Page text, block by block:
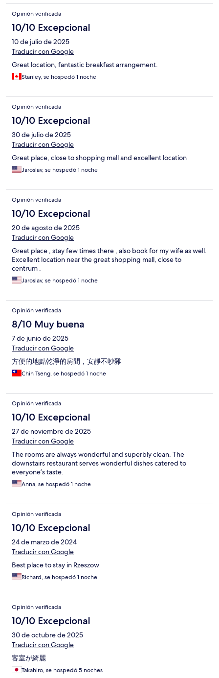
Opinión verificada
10/10 Excepcional
10 de julio de 2025
Traducir con Google
Great location, fantastic breakfast arrangement.
Stanley, se hospedó 1 noche
Opinión verificada
10/10 Excepcional
30 de julio de 2025
Traducir con Google
Great place, close to shopping mall and excellent location
Jaroslav, se hospedó 1 noche
Opinión verificada
10/10 Excepcional
20 de agosto de 2025
Traducir con Google
Great place , stay few times there , also book for my wife as well.
Excellent location near the great shopping mall, close to
centrum .
Jaroslav, se hospedó 1 noche
Opinión verificada
8/10 Muy buena
7 de junio de 2025
Traducir con Google
方便的地點乾淨的房間，安靜不吵雜
Chih Tseng, se hospedó 1 noche
Opinión verificada
10/10 Excepcional
27 de noviembre de 2025
Traducir con Google
The rooms are always wonderful and superbly clean. The
downstairs restaurant serves wonderful dishes catered to
everyone’s taste.
Anna, se hospedó 1 noche
Opinión verificada
10/10 Excepcional
24 de marzo de 2024
Traducir con Google
Best place to stay in Rzeszow
Richard, se hospedó 1 noche
Opinión verificada
10/10 Excepcional
30 de octubre de 2025
Traducir con Google
客室が綺麗
Takahiro, se hospedó 5 noches